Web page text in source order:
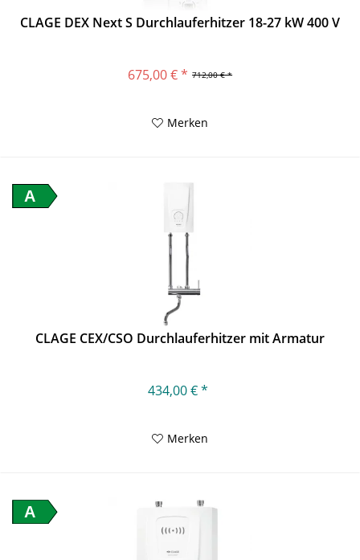
CLAGE DEX Next S Durchlauferhitzer 18-27 kW 400 V
712,00 € *
675,00 € *
Merken
A
CLAGE CEX/CSO Durchlauferhitzer mit Armatur
434,00 € *
Merken
A